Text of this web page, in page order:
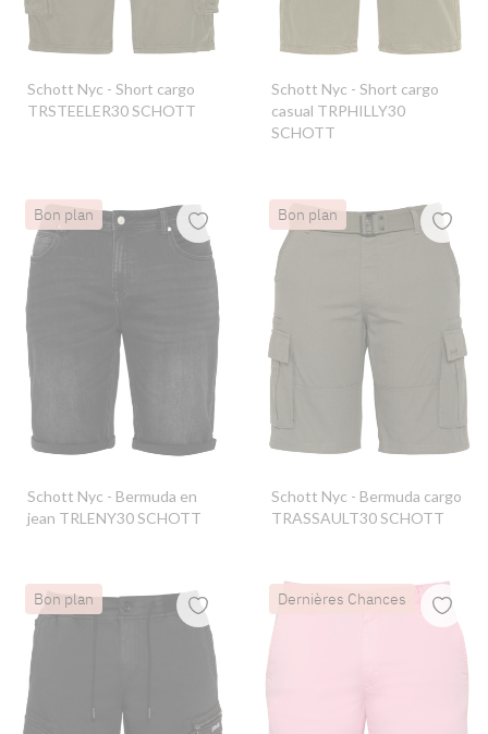
Schott Nyc - Short cargo
TRSTEELER30 SCHOTT
Schott Nyc - Short cargo
casual TRPHILLY30
SCHOTT
Bon plan
Schott Nyc - Bermuda en
jean TRLENY30 SCHOTT
Bon plan
Schott Nyc - Bermuda cargo
TRASSAULT30 SCHOTT
Bon plan Dernières Chances